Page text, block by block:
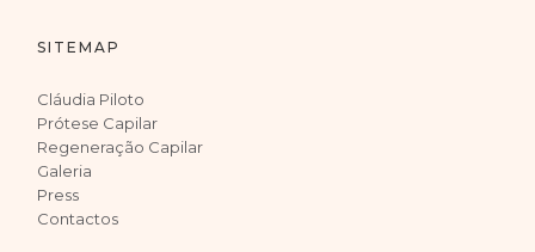
SITEMAP
Cláudia Piloto
Prótese Capilar
Regeneração Capilar
Galeria
Press
Contactos